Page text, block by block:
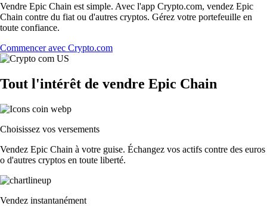
Vendre Epic Chain est simple. Avec l'app Crypto.com, vendez Epic
Chain contre du fiat ou d'autres cryptos. Gérez votre portefeuille en
toute confiance.
Commencer avec Crypto.com
Tout l'intérêt de vendre Epic Chain
Choisissez vos versements
Vendez Epic Chain à votre guise. Échangez vos actifs contre des euros
o d'autres cryptos en toute liberté.
Vendez instantanément